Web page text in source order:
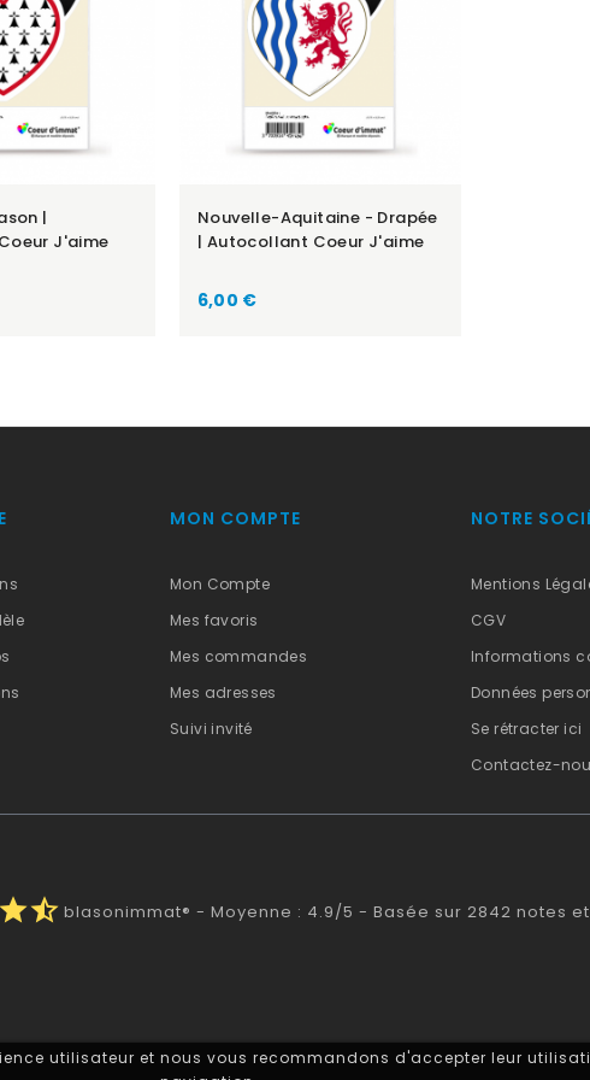
utilisateur et nous vous recommandons d'accepter leur
|
J'aime
Nouvelle-Aquitaine - Drapée
| Autocollant Coeur J'aime
Prix
6,00 €
MON COMPTE
Mon Compte
Mes favoris
Mes commandes
Mes adresses
Suivi invité
NOTRE
Mentions
CGV
Informations
Données
Se rétracter ici
Contactez-
starstar_half blasonimmat® - Moyenne : 4.9/5 - Basée sur 2842 notes et